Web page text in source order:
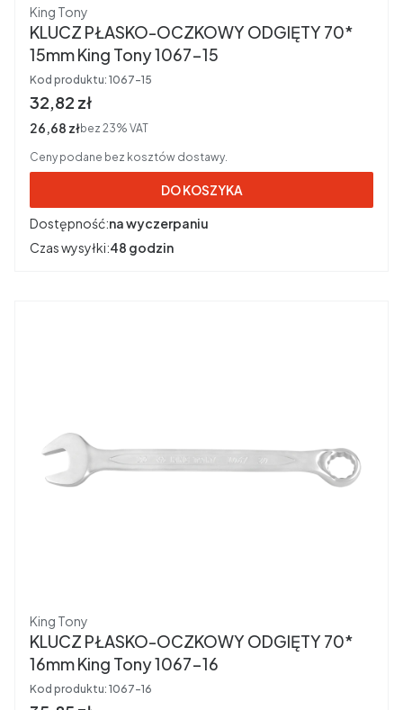
Producent
King Tony
KLUCZ PŁASKO-OCZKOWY ODGIĘTY 70*
15mm King Tony 1067-15
Kod produktu: 1067-15
Cena brutto
32,82 zł
Cena netto
26,68 złbez 23% VAT
Ceny podane bez kosztów dostawy.
DO KOSZYKA
Dostępność:na wyczerpaniu
Czas wysyłki:48 godzin
Producent
King Tony
KLUCZ PŁASKO-OCZKOWY ODGIĘTY 70*
16mm King Tony 1067-16
Kod produktu: 1067-16